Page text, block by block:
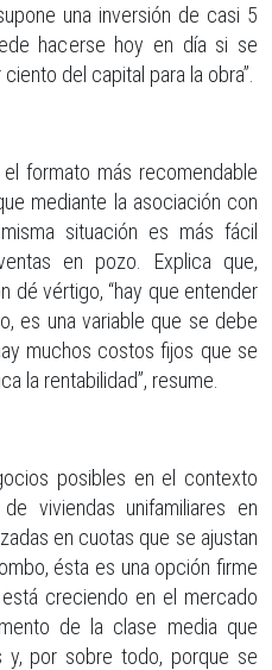
una inversión de casi 5
hacerse hoy en día si se
del capital para la obra”.
formato más recomendable
mediante la asociación con
situación es más fácil
en pozo. Explica que,
dé vértigo, “hay que entender
es una variable que se debe
muchos costos fijos que se
la rentabilidad”, resume.
posibles en el contexto
viviendas unifamiliares en
en cuotas que se ajustan
ésta es una opción firme
creciendo en el mercado
de la clase media que
y, por sobre todo, porque se